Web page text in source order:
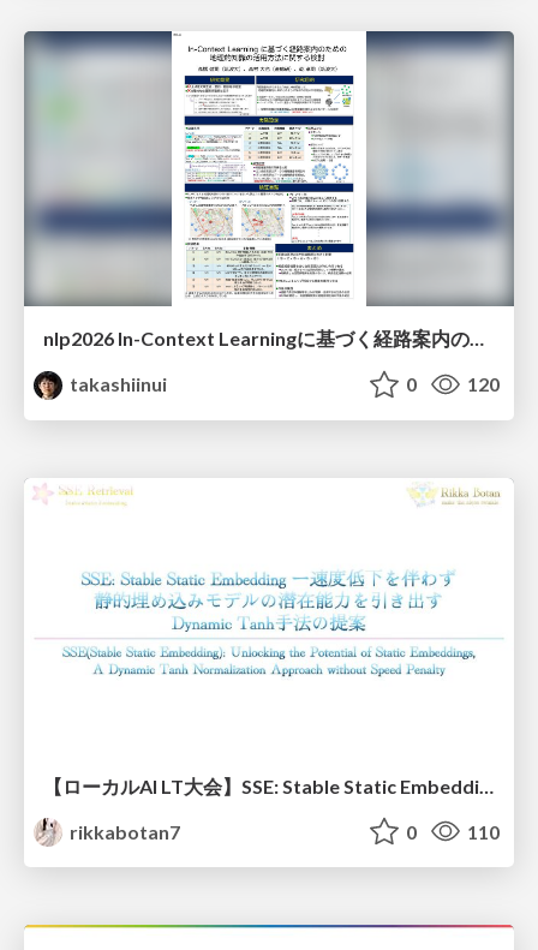
nlp2026 In-Context Learningに基づく経路案内のための地理的知識の活用方法に関する検討
takashiinui
0 120
rikkabotan7
0 110